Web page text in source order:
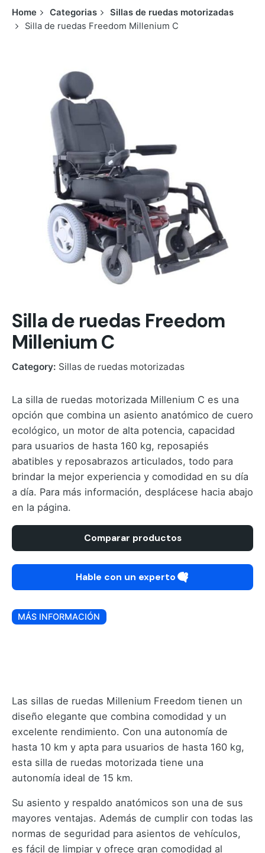
Home Categorias
Sillas de ruedas motorizadas
Silla de ruedas Freedom Millenium C
Silla de ruedas Freedom
Millenium C
Category: Sillas de ruedas motorizadas
La silla de ruedas motorizada Millenium C es una
opción que combina un asiento anatómico de cuero
ecológico, un motor de alta potencia, capacidad
para usuarios de hasta 160 kg, reposapiés
abatibles y reposabrazos articulados, todo para
brindar la mejor experiencia y comodidad en su día
a día. Para más información, desplácese hacia abajo
en la página.
Comparar productos
Hable con un experto
MÁS INFORMACIÓN
Las sillas de ruedas Millenium Freedom tienen un
diseño elegante que combina comodidad y un
excelente rendimiento. Con una autonomía de
hasta 10 km y apta para usuarios de hasta 160 kg,
esta silla de ruedas motorizada tiene una
autonomía ideal de 15 km.
Su asiento y respaldo anatómicos son una de sus
mayores ventajas. Además de cumplir con todas las
normas de seguridad para asientos de vehículos,
es fácil de limpiar y ofrece gran comodidad al